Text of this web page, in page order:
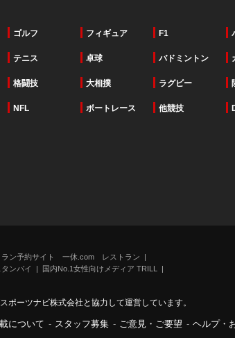
ゴルフ フィギュア F1
テニス 卓球 バドミントン
格闘技 大相撲 ラグビー
NFL ボートレース 他競技
ラン予約サイト 一休.com レストラン
ンバイ
国内No.1女性向けメディア TRILL
ポーツナビ株式会社と協力して運営しています。
について - スタッフ募集 - ご意見・ご要望 - ヘルプ・